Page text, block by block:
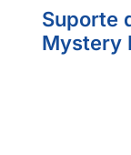
Suporte
Mystery